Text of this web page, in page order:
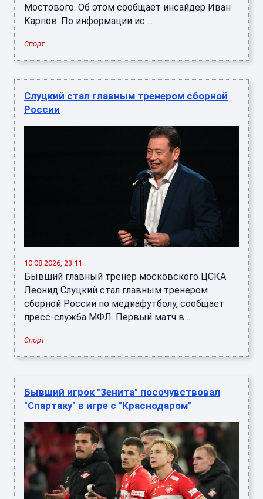
Мостового. Об этом сообщает инсайдер Иван
Карпов. По информации ис ...
Спорт
Слуцкий стал главным тренером сборной
России
10.08.2026, 23:11
Бывший главный тренер московского ЦСКА
Леонид Слуцкий стал главным тренером
сборной России по медиафутболу, сообщает
пресс-служба МФЛ. Первый матч в ...
Спорт
Бывший игрок "Зенита" посочувствовал
"Спартаку" в игре с "Краснодаром"